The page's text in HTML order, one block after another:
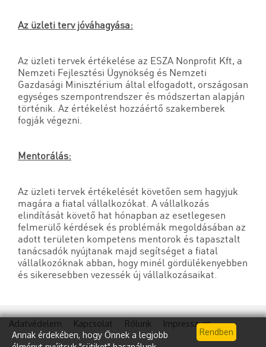
Annak érdekében, hogy Önnek a legjobb
Az üzleti terv jóváhagyása:
Az üzleti tervek értékelése az ESZA Nonprofit Kft, a
Nemzeti Fejlesztési Ügynökség és Nemzeti
Gazdasági Minisztérium által elfogadott, országosan
egységes szempontrendszer és módszertan alapján
történik. Az értékelést hozzáértő szakemberek
fogják végezni.
Mentorálás:
Az üzleti tervek értékelését követően sem hagyjuk
magára a fiatal vállalkozókat. A vállalkozás
elindítását követő hat hónapban az esetlegesen
felmerülő kérdések és problémák megoldásában az
adott területen kompetens mentorok és tapasztalt
tanácsadók nyújtanak majd segítséget a fiatal
vállalkozóknak abban, hogy minél gördülékenyebben
és sikeresebben vezessék új vállalkozásaikat.
Adatvédelem Kapcsolat Rólunk Impresszum